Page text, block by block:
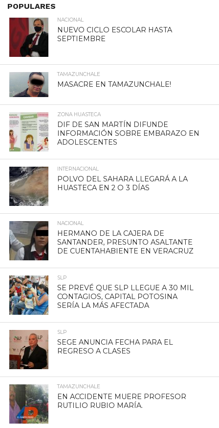
POPULARES
NACIONAL
NUEVO CICLO ESCOLAR HASTA
SEPTIEMBRE
TAMAZUNCHALE
MASACRE EN TAMAZUNCHALE!
ZONA HUASTECA
DIF DE SAN MARTÍN DIFUNDE
INFORMACIÓN SOBRE EMBARAZO EN
ADOLESCENTES
INTERNACIONAL
POLVO DEL SAHARA LLEGARÁ A LA
HUASTECA EN 2 O 3 DÍAS
NACIONAL
HERMANO DE LA CAJERA DE
SANTANDER, PRESUNTO ASALTANTE
DE CUENTAHABIENTE EN VERACRUZ
SLP
SE PREVÉ QUE SLP LLEGUE A 30 MIL
CONTAGIOS, CAPITAL POTOSINA
SERÍA LA MÁS AFECTADA
SLP
SEGE ANUNCIA FECHA PARA EL
REGRESO A CLASES
TAMAZUNCHALE
EN ACCIDENTE MUERE PROFESOR
RUTILIO RUBIO MARÍA.